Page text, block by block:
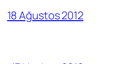
18 Ağustos 2012